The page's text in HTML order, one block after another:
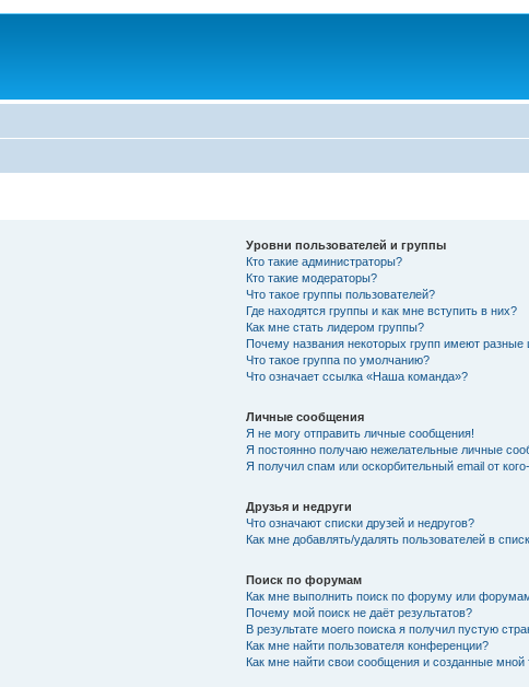
Уровни пользователей и группы
Кто такие администраторы?
Кто такие модераторы?
Что такое группы пользователей?
Где находятся группы и как мне вступить в них?
Как мне стать лидером группы?
Почему названия некоторых групп имеют разные
Что такое группа по умолчанию?
Что означает ссылка «Наша команда»?
Личные сообщения
Я не могу отправить личные сообщения!
Я постоянно получаю нежелательные личные
Я получил спам или оскорбительный email от
Друзья и недруги
Что означают списки друзей и недругов?
Как мне добавлять/удалять пользователей в
Поиск по форумам
Как мне выполнить поиск по форуму или
Почему мой поиск не даёт результатов?
В результате моего поиска я получил пустую
Как мне найти пользователя конференции?
Как мне найти свои сообщения и созданные